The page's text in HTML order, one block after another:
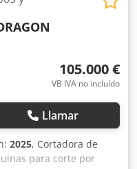
105.000 €
VB IVA no incluído
Llamar
2025, Cortadora de
para corte por